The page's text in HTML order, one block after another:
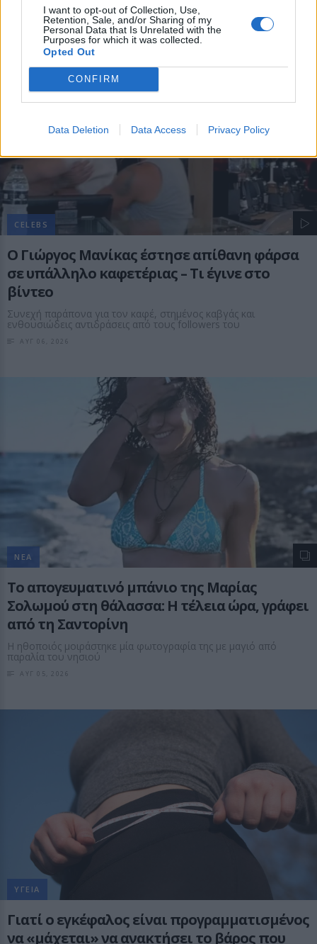
I want to opt-out of Collection, Use,
Retention, Sale, and/or Sharing of my
Personal Data that Is Unrelated with the
Purposes for which it was collected.
Opted Out
CONFIRM
Data Deletion Data Access Privacy Policy
ΑΥΓ 06, 2026
CELEBS
Ο Γιώργος Μανίκας έστησε απίθανη φάρσα
σε υπάλληλο καφετέριας – Τι έγινε στο
βίντεο
Συνεχή παράπονα για τον καφέ, στημένος καβγάς και
ενθουσιώδεις αντιδράσεις από τους followers του
ΑΥΓ 06, 2026
ΝΕΑ
Το απογευματινό μπάνιο της Μαρίας
Σολωμού στη θάλασσα: Η τέλεια ώρα, γράφει
από τη Σαντορίνη
Η ηθοποιός μοιράστηκε μία φωτογραφία της με μαγιό από
παραλία του νησιού
ΑΥΓ 05, 2026
ΥΓΕΙΑ
Γιατί ο εγκέφαλος είναι προγραμματισμένος
να «μάχεται» να ανακτήσει το βάρος που